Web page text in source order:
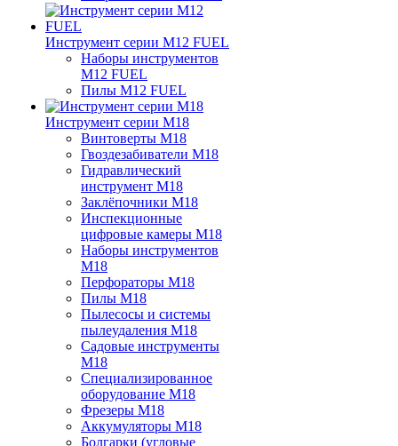
Инструмент серии M12 FUEL
Наборы инструментов
M12 FUEL
Пилы M12 FUEL
Инструмент серии M18
Винтоверты M18
Гвоздезабиватели M18
Гидравлический
инструмент M18
Заклёпочники M18
Инспекционные
цифровые камеры M18
Наборы инструментов
M18
Перфораторы M18
Пилы M18
Пылесосы и системы
пылеудаления M18
Садовые инструменты
M18
Специализированное
оборудование M18
Фрезеры M18
Аккумуляторы M18
Болгарки (угловые